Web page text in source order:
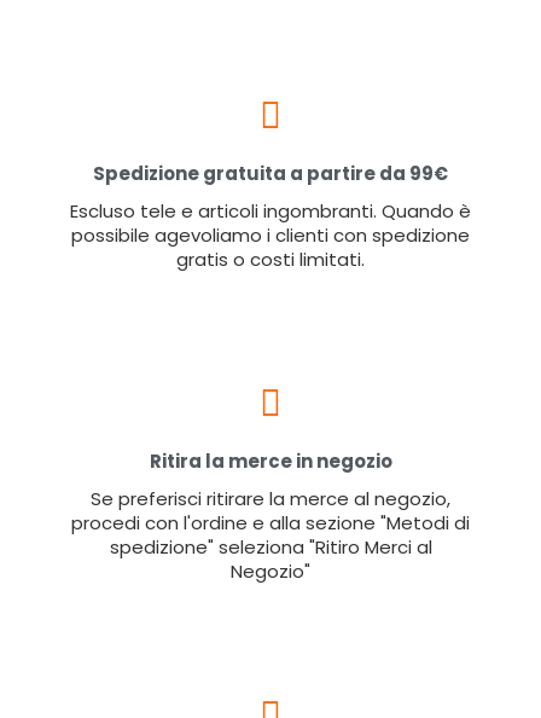
Spedizione gratuita a partire da 99€
Escluso tele e articoli ingombranti. Quando è
possibile agevoliamo i clienti con spedizione
gratis o costi limitati.
Ritira la merce in negozio
Se preferisci ritirare la merce al negozio,
procedi con l'ordine e alla sezione "Metodi di
spedizione" seleziona "Ritiro Merci al
Negozio"